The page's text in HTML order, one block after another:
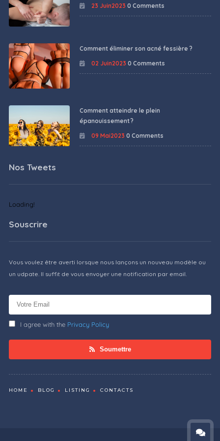
23 Juin2023 0 Comments
Comment éliminer son acné fessière ?
02 Juin2023 0 Comments
Comment atteindre le plein
épanouissement ?
09 Mai2023 0 Comments
Nos Tweets
Loading!
Souscrire
Vous voulez être averti lorsque nous lançons un nouveau modèle ou
un udpate. Il suffit de vous envoyer une notification par email.
I agree with the Privacy Policy
Soumettre
HOME BLOG LISTING CONTACTS